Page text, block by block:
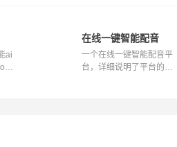
ai
在线一键智能配音
一个在线一键智能配音平
台，详细说明了平台的功